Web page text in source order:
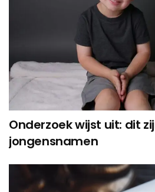
Onderzoek wijst uit: dit
jongensnamen